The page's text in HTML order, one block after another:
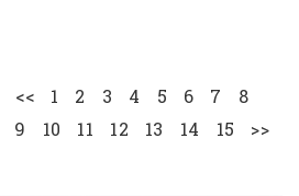
<< 1 2 3 4 5 6 7
8
9
10 11 12 13 14 15 >>